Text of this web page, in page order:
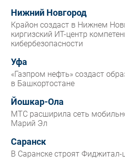
Нижний Новгород
Крайон создаст в Нижнем
киргизский ИТ-центр
кибербезопасности
Уфа
«Газпром нефть» создаст
в Башкортостане
Йошкар-Ола
МТС расширила сеть
Марий Эл
Саранск
В Саранске строят Фиджитал-